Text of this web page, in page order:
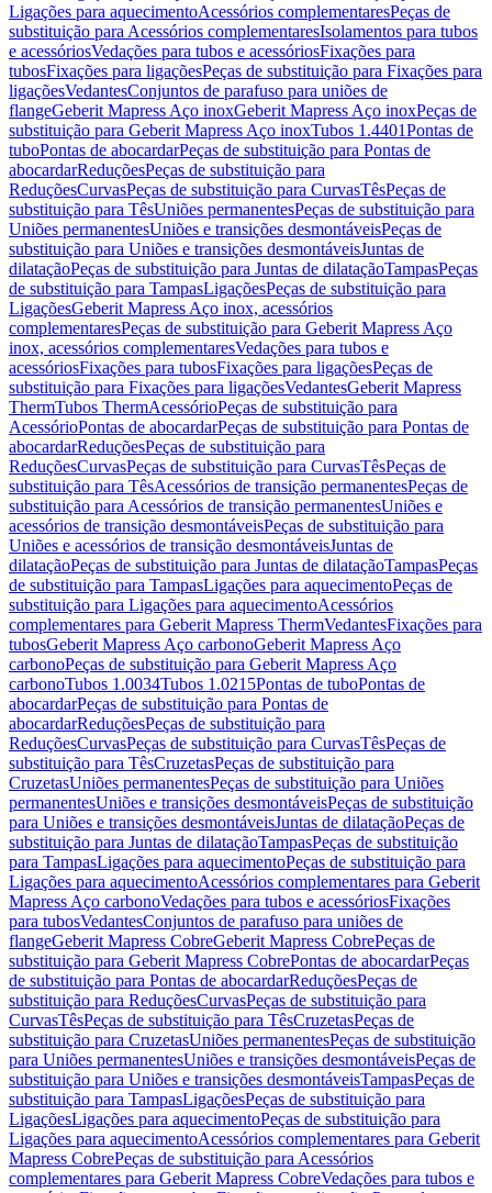
Ligações para aquecimentoAcessórios complementaresPeças de
substituição para Acessórios complementaresIsolamentos para tubos
e acessóriosVedações para tubos e acessóriosFixações para
tubosFixações para ligaçõesPeças de substituição para Fixações para
ligaçõesVedantesConjuntos de parafuso para uniões de
flangeGeberit Mapress Aço inoxGeberit Mapress Aço inoxPeças de
substituição para Geberit Mapress Aço inoxTubos 1.4401Pontas de
tuboPontas de abocardarPeças de substituição para Pontas de
abocardarReduçõesPeças de substituição para
ReduçõesCurvasPeças de substituição para CurvasTêsPeças de
substituição para TêsUniões permanentesPeças de substituição para
Uniões permanentesUniões e transições desmontáveisPeças de
substituição para Uniões e transições desmontáveisJuntas de
dilataçãoPeças de substituição para Juntas de dilataçãoTampasPeças
de substituição para TampasLigaçõesPeças de substituição para
LigaçõesGeberit Mapress Aço inox, acessórios
complementaresPeças de substituição para Geberit Mapress Aço
inox, acessórios complementaresVedações para tubos e
acessóriosFixações para tubosFixações para ligaçõesPeças de
substituição para Fixações para ligaçõesVedantesGeberit Mapress
ThermTubos ThermAcessórioPeças de substituição para
AcessórioPontas de abocardarPeças de substituição para Pontas de
abocardarReduçõesPeças de substituição para
ReduçõesCurvasPeças de substituição para CurvasTêsPeças de
substituição para TêsAcessórios de transição permanentesPeças de
substituição para Acessórios de transição permanentesUniões e
acessórios de transição desmontáveisPeças de substituição para
Uniões e acessórios de transição desmontáveisJuntas de
dilataçãoPeças de substituição para Juntas de dilataçãoTampasPeças
de substituição para TampasLigações para aquecimentoPeças de
substituição para Ligações para aquecimentoAcessórios
complementares para Geberit Mapress ThermVedantesFixações para
tubosGeberit Mapress Aço carbonoGeberit Mapress Aço
carbonoPeças de substituição para Geberit Mapress Aço
carbonoTubos 1.0034Tubos 1.0215Pontas de tuboPontas de
abocardarPeças de substituição para Pontas de
abocardarReduçõesPeças de substituição para
ReduçõesCurvasPeças de substituição para CurvasTêsPeças de
substituição para TêsCruzetasPeças de substituição para
CruzetasUniões permanentesPeças de substituição para Uniões
permanentesUniões e transições desmontáveisPeças de substituição
para Uniões e transições desmontáveisJuntas de dilataçãoPeças de
substituição para Juntas de dilataçãoTampasPeças de substituição
para TampasLigações para aquecimentoPeças de substituição para
Ligações para aquecimentoAcessórios complementares para Geberit
Mapress Aço carbonoVedações para tubos e acessóriosFixações
para tubosVedantesConjuntos de parafuso para uniões de
flangeGeberit Mapress CobreGeberit Mapress CobrePeças de
substituição para Geberit Mapress CobrePontas de abocardarPeças
de substituição para Pontas de abocardarReduçõesPeças de
substituição para ReduçõesCurvasPeças de substituição para
CurvasTêsPeças de substituição para TêsCruzetasPeças de
substituição para CruzetasUniões permanentesPeças de substituição
para Uniões permanentesUniões e transições desmontáveisPeças de
substituição para Uniões e transições desmontáveisTampasPeças de
substituição para TampasLigaçõesPeças de substituição para
LigaçõesLigações para aquecimentoPeças de substituição para
Ligações para aquecimentoAcessórios complementares para Geberit
Mapress CobrePeças de substituição para Acessórios
complementares para Geberit Mapress CobreVedações para tubos e